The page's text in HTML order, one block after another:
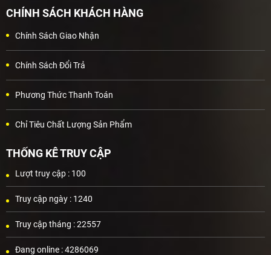
CHÍNH SÁCH KHÁCH HÀNG
Chính Sách Giao Nhận
Chính Sách Đổi Trả
Phương Thức Thanh Toán
Chỉ Tiêu Chất Lượng Sản Phẩm
THỐNG KÊ TRUY CẬP
Lượt truy cập : 100
Truy cập ngày : 1240
Truy cập tháng :22557
Đang online :4286069